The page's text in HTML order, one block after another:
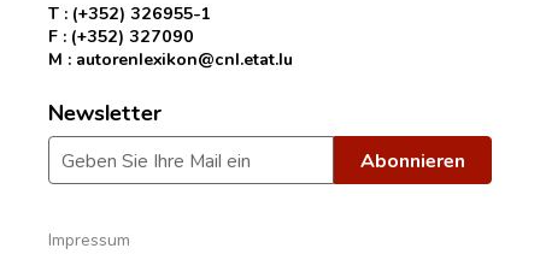
T : (+352) 326955-1
F : (+352) 327090
M : autorenlexikon@cnl.etat.lu
Newsletter
Impressum